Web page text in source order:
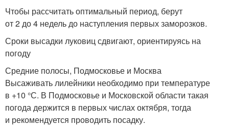
Чтобы рассчитать оптимальный период, берут
от 2 до 4 недель до наступления первых заморозков.
Сроки высадки луковиц сдвигают, ориентируясь на
погоду
Средние полосы, Подмосковье и Москва
Высаживать лилейники необходимо при температуре
в +10 °С. В Подмосковье и Московской области такая
погода держится в первых числах октября, тогда
и рекомендуется проводить посадку.